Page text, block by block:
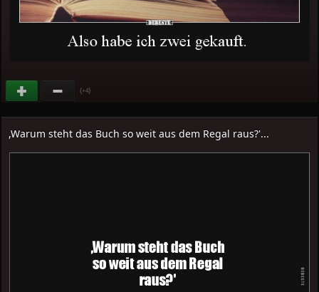
(+4)
,Warum steht das Buch so weit aus dem Regal raus?'...